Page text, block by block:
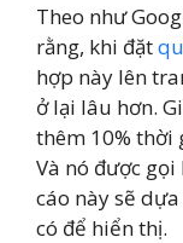
Theo như
rằng, khi đặt
hợp này lên
ở lại lâu hơn.
thêm 10% thời
Và nó được gọi
cáo này sẽ
có để hiển thị.